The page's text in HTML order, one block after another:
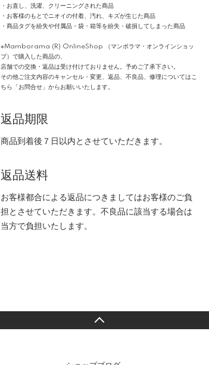
・お直し、洗濯、クリーニングされた商品
・お客様のもとでニオイの付着、汚れ、キズが生じた商品
・商品タグを紛失や付属品・袋・箱等を紛失・破損してしまった商品
※Mamborama (R) OnlineShop （マンボラマ・オンラインショッ
プ）で購入した商品の、
店舗での交換・返品は受け付けておりません。予めご了承下さい。
その他ご注文内容のキャンセル・変更、返品、不良品、修理についてはこ
ちら「お問合せ」からお願いいたします。
返品期限
商品到着後７日以内とさせていただきます。
返品送料
お客様都合による返品につきましてはお客様のご負
担とさせていただきます。不良品に該当する場合は
当方で負担いたします。